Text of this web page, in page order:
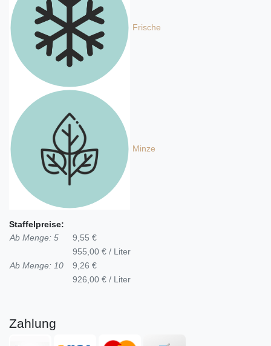
Frische
Minze
Staffelpreise:
Ab Menge: 5
9,55 €
955,00 € / Liter
Ab Menge: 10
9,26 €
926,00 € / Liter
Zahlung